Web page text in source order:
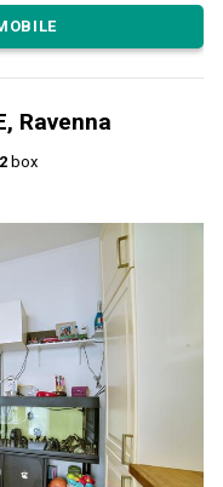
Ravenna
2 box